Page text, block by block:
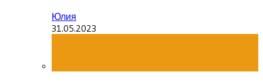
Юлия
31.05.2023